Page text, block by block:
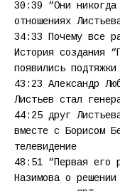
30:39 “Они
отношениях
34:33 Почему все
История создания
появились подтяжки
43:23 Александр
Листьев стал
44:25 друг
вместе с Борисом
телевидение
48:51 “Первая его
Назимова о